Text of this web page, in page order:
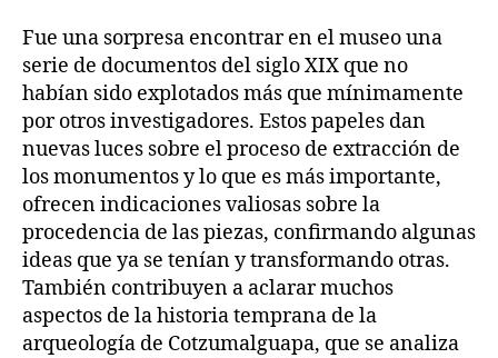
Fue una sorpresa encontrar en el museo una
serie de documentos del siglo XIX que no
habían sido explotados más que mínimamente
por otros investigadores. Estos papeles dan
nuevas luces sobre el proceso de extracción de
los monumentos y lo que es más importante,
ofrecen indicaciones valiosas sobre la
procedencia de las piezas, confirmando algunas
ideas que ya se tenían y transformando otras.
También contribuyen a aclarar muchos
aspectos de la historia temprana de la
arqueología de Cotzumalguapa, que se analiza